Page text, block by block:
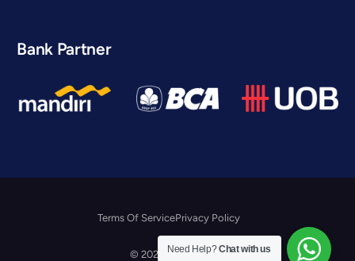
Bank Partner
© 2026 Lenus.id
Terms Of ServicePrivacy Policy
Konsultasi Gratis
Need Help?Chat with us